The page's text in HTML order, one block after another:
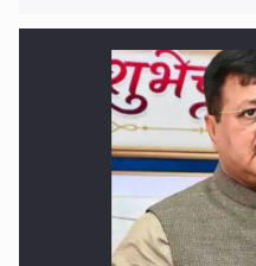
दरेकरांचे ओपन चॅलेंज !